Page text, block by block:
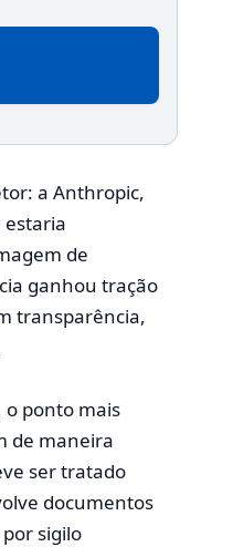
a Anthropic,
estaria
de
ganhou tração
transparência,
o ponto mais
de maneira
ser tratado
documentos
sigilo